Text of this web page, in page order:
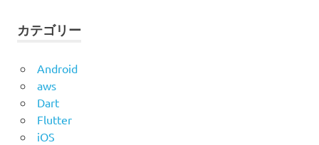
カテゴリー
Android
aws
Dart
Flutter
iOS